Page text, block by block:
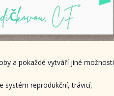
a pokaždé vytváří jiné možnosti
systém reprodukční, trávicí,